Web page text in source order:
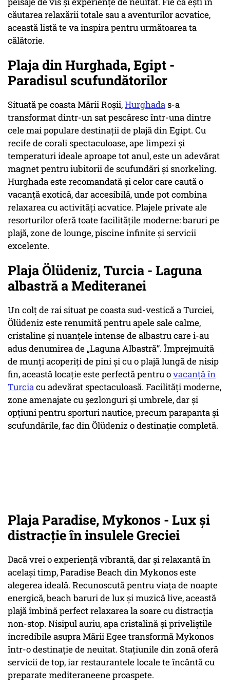
căutarea relaxării totale sau a aventurilor acvatice,
această listă te va inspira pentru următoarea ta
călătorie.
Plaja din Hurghada, Egipt -
Paradisul scufundătorilor
Situată pe coasta Mării Roșii,Hurghadas-a
transformat dintr-un sat pescăresc într-una dintre
cele mai populare destinații de plajă din Egipt. Cu
recife de corali spectaculoase, ape limpezi și
temperaturi ideale aproape tot anul, este un adevărat
magnet pentru iubitorii de scufundări și snorkeling.
Hurghada este recomandată și celor care caută o
vacanță exotică, dar accesibilă, unde pot combina
relaxarea cu activități acvatice. Plajele private ale
resorturilor oferă toate facilitățile moderne: baruri pe
plajă, zone de lounge, piscine infinite și servicii
excelente.
Plaja Ölüdeniz, Turcia - Laguna
albastră a Mediteranei
Un colț de rai situat pe coasta sud-vestică a Turciei,
Ölüdeniz este renumită pentru apele sale calme,
cristaline și nuanțele intense de albastru care i-au
adus denumirea de „Laguna Albastră”. Împrejmuită
de munți acoperiți de pini și cu o plajă lungă de nisip
fin, această locație este perfectă pentru ovacanță în
Turciacu adevărat spectaculoasă. Facilități moderne,
zone amenajate cu șezlonguri și umbrele, dar și
opțiuni pentru sporturi nautice, precum parapanta și
scufundările, fac din Ölüdeniz o destinație completă.
Plaja Paradise, Mykonos - Lux și
distracție în insulele Greciei
Dacă vrei o experiență vibrantă, dar și relaxantă în
același timp, Paradise Beach din Mykonos este
alegerea ideală. Recunoscută pentru viața de noapte
energică, beach baruri de lux și muzică live, această
plajă îmbină perfect relaxarea la soare cu distracția
non-stop. Nisipul auriu, apa cristalină și priveliștile
incredibile asupra Mării Egee transformă Mykonos
într-o destinație de neuitat. Stațiunile din zonă oferă
servicii de top, iar restaurantele locale te încântă cu
preparate mediteraneene proaspete.